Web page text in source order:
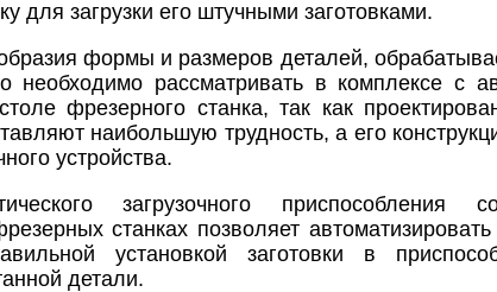
для загрузки его штучными заготовками.
формы и размеров деталей,
необходимо рассматривать в комплексе с
фрезерного станка, так как
наибольшую трудность, а его
устройства.
загрузочного
станках позволяет
установкой заготовки в
детали.